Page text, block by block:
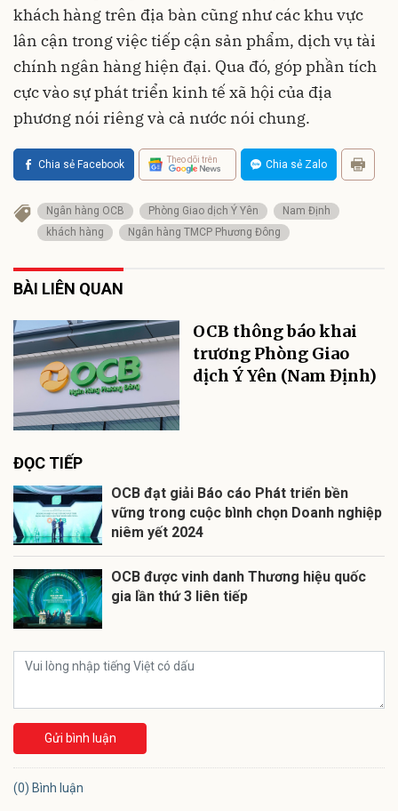
khách hàng trên địa bàn cũng như các khu vực
lân cận trong việc tiếp cận sản phẩm, dịch vụ tài
chính ngân hàng hiện đại. Qua đó, góp phần tích
cực vào sự phát triển kinh tế xã hội của địa
phương nói riêng và cả nước nói chung.
Chia sẻ Facebook Theo dõi trên Chia sẻ Zalo
Ngân hàng OCB Phòng Giao dịch Ý Yên
Nam Định
khách hàng
Ngân hàng TMCP Phương Đông
BÀI LIÊN QUAN
OCB thông báo khai
trương Phòng Giao
dịch Ý Yên (Nam Định)
ĐỌC TIẾP
OCB đạt giải Báo cáo Phát triển bền
vững trong cuộc bình chọn Doanh nghiệp
niêm yết 2024
OCB được vinh danh Thương hiệu quốc
gia lần thứ 3 liên tiếp
Gửi bình luận
(0) Bình luận